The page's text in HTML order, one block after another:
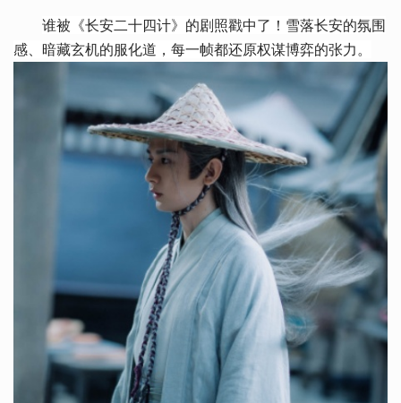
谁被《长安二十四计》的剧照戳中了！雪落长安的氛围
感、暗藏玄机的服化道，每一帧都还原权谋博弈的张力。